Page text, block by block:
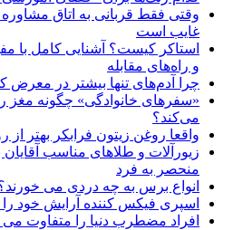
وقتی فقط قربانی به اتاق
غایب است
استاکر کیست؟ آشنایی کامل با
و راه‌های مقابله
چرا آدم‌های تنها بیشتر در معرض
«سفرهای خانوادگی» چگونه مغز
می‌کند؟
واقعا روغن زیتون فرابکر بهتر
زیورآلات و طلاهای مناسب
منحصر به فرد
انواع برس به چه دردی می
اسپری فیکس کننده آرایش خود را
افراد مضطرب دنیا را متفاوت می